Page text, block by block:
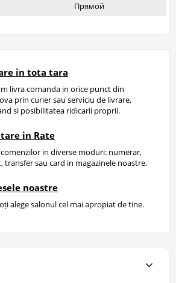
Прямой
in tota tara
livra comanda in orice punct din
prin curier sau serviciu de livrare,
si posibilitatea ridicarii proprii.
in Rate
in diverse moduri: numerar,
transfer sau card in magazinele noastre.
noastre
alege salonul cel mai apropiat de tine.